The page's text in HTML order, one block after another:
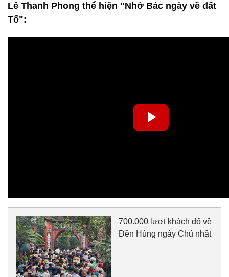
Lê Thanh Phong thể hiện "Nhớ Bác ngày về đất
Tổ":
700.000 lượt khách đổ về
Đền Hùng ngày Chủ nhật